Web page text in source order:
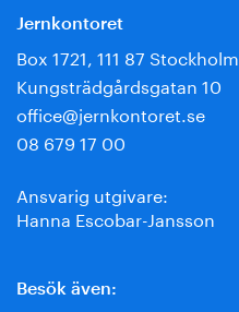
Jernkontoret
Box 1721, 111 87 Stockholm
Kungsträdgårdsgatan 10
office@jernkontoret.se
08 679 17 00
Ansvarig utgivare:
Hanna Escobar-Jansson
Besök även: